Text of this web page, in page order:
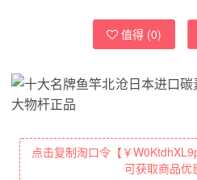
值得 (0)
点击复制淘口令【￥W0KtdhXL9pl￥】 打开【手机
可获取商品优